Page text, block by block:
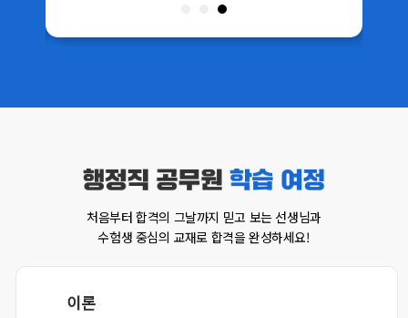
처음부터 합격의 그날까지 믿고 보는 선생님과
수험생 중심의 교재로 합격을 완성하세요!